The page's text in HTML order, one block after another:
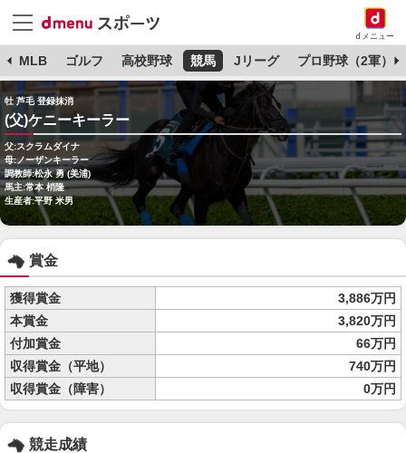
dメニュー
MLB ゴルフ 高校野球 競馬 Jリーグ プロ野球（2軍）
牡 芦毛 登録抹消
(父)ケニーキーラー
父:スクラムダイナ
母:ノーザンキーラー
調教師:松永 勇 (美浦)
馬主:常本 梢隆
生産者:平野 米男
賞金
獲得賞金
3,886万円
本賞金
3,820万円
付加賞金
66万円
収得賞金（平地）
740万円
収得賞金（障害）
0万円
競走成績